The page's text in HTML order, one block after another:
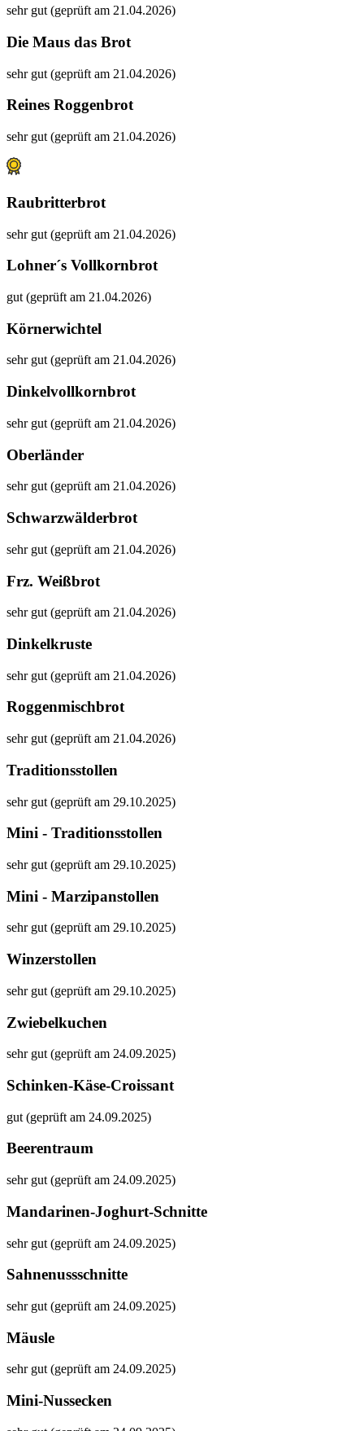
sehr gut (geprüft am 21.04.2026)
Die Maus das Brot
sehr gut (geprüft am 21.04.2026)
Reines Roggenbrot
sehr gut (geprüft am 21.04.2026)
Raubritterbrot
sehr gut (geprüft am 21.04.2026)
Lohner´s Vollkornbrot
gut (geprüft am 21.04.2026)
Körnerwichtel
sehr gut (geprüft am 21.04.2026)
Dinkelvollkornbrot
sehr gut (geprüft am 21.04.2026)
Oberländer
sehr gut (geprüft am 21.04.2026)
Schwarzwälderbrot
sehr gut (geprüft am 21.04.2026)
Frz. Weißbrot
sehr gut (geprüft am 21.04.2026)
Dinkelkruste
sehr gut (geprüft am 21.04.2026)
Roggenmischbrot
sehr gut (geprüft am 21.04.2026)
Traditionsstollen
sehr gut (geprüft am 29.10.2025)
Mini - Traditionsstollen
sehr gut (geprüft am 29.10.2025)
Mini - Marzipanstollen
sehr gut (geprüft am 29.10.2025)
Winzerstollen
sehr gut (geprüft am 29.10.2025)
Zwiebelkuchen
sehr gut (geprüft am 24.09.2025)
Schinken-Käse-Croissant
gut (geprüft am 24.09.2025)
Beerentraum
sehr gut (geprüft am 24.09.2025)
Mandarinen-Joghurt-Schnitte
sehr gut (geprüft am 24.09.2025)
Sahnenussschnitte
sehr gut (geprüft am 24.09.2025)
Mäusle
sehr gut (geprüft am 24.09.2025)
Mini-Nussecken